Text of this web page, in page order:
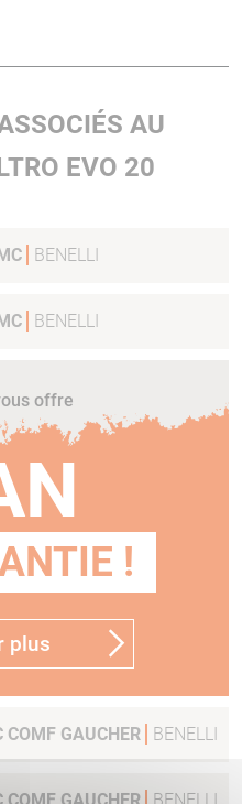
AU
EVO 20
MC BENELLI
MC BENELLI
offre
!
plus
AUTO M2 20 BV 61 MC COMF GAUCHER BENELLI